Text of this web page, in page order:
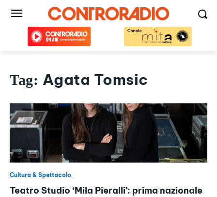
Tag: Agata Tomsic
Cultura & Spettacolo
Teatro Studio ‘Mila Pieralli’: prima nazionale